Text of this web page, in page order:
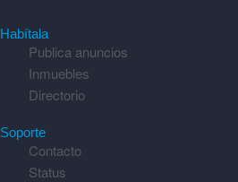
Habítala
Publica anuncios
Inmuebles
Directorio
Soporte
Contacto
Status